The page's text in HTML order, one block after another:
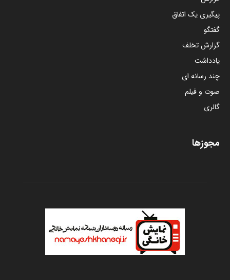
پیگیری یک اتفاق
گفتگو
گزارش تخلف
یادداشت
چند رسانه ای
صوت و فیلم
گالری
مجوزها